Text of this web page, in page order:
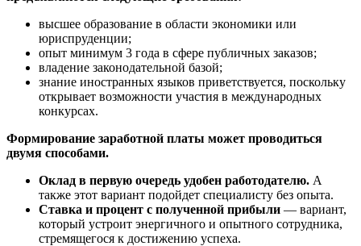
высшее образование в области экономики или
юриспруденции;
опыт минимум 3 года в сфере публичных заказов;
владение законодательной базой;
знание иностранных языков приветствуется, поскольку
открывает возможности участия в международных
конкурсах.
Формирование заработной платы может проводиться
двумя способами.
Оклад в первую очередь удобен работодателю. А
также этот вариант подойдет специалисту без опыта.
Ставка и процент с полученной прибыли — вариант,
который устроит энергичного и опытного сотрудника,
стремящегося к достижению успеха.